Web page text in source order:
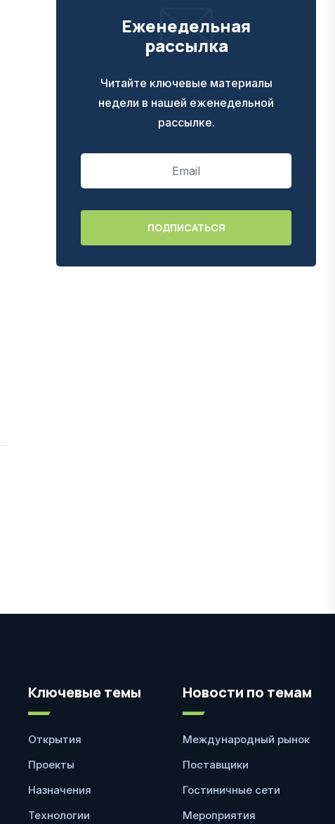
Еженедельная
рассылка
Читайте ключевые материалы
недели в нашей еженедельной
рассылке.
Ключевые темы
Открытия
Проекты
Назначения
Технологии
Новости по темам
Международный рынок
Поставщики
Гостиничные сети
Мероприятия